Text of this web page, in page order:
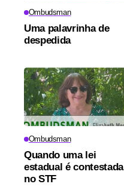
Ombudsman
Uma palavrinha de
despedida
Ombudsman
Quando uma lei
estadual é contestada
no STF